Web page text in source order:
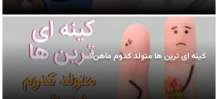
کینه ای ترین ها متولد کدوم ماهن؟